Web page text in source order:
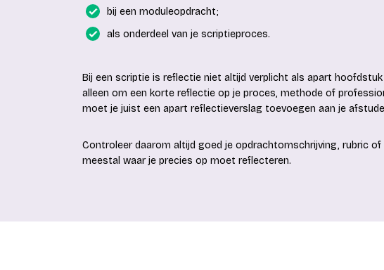
bij een moduleopdracht;
als onderdeel van je scriptieproces.
Bij een scriptie is reflectie niet altijd verplicht als apart
alleen om een korte reflectie op je proces, methode of
moet je juist een apart reflectieverslag toevoegen aan je
Controleer daarom altijd goed je opdrachtomschrijving, rubric
meestal waar je precies op moet reflecteren.